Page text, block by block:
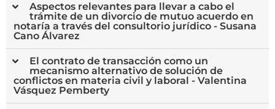
Aspectos relevantes para llevar a cabo el
trámite de un divorcio de mutuo acuerdo en
notaría a través del consultorio jurídico - Susana
Cano Álvarez
El contrato de transacción como un
mecanismo alternativo de solución de
conflictos en materia civil y laboral - Valentina
Vásquez Pemberty